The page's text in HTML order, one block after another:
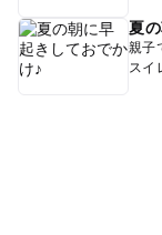
夏
親子
スイ